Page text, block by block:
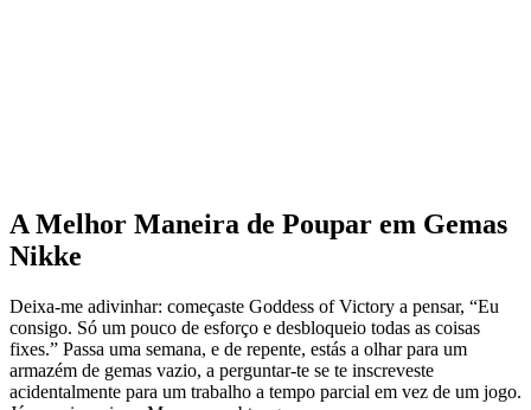
A Melhor Maneira de Poupar em Gemas
Nikke
Deixa-me adivinhar: começaste Goddess of Victory a pensar, “Eu
consigo. Só um pouco de esforço e desbloqueio todas as coisas
fixes.” Passa uma semana, e de repente, estás a olhar para um
armazém de gemas vazio, a perguntar-te se te inscreveste
acidentalmente para um trabalho a tempo parcial em vez de um jogo.